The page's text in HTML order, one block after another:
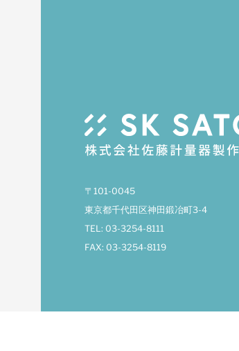
〒101-0045
東京都千代田区神田鍛冶町3-4
TEL: 03-3254-8111
FAX: 03-3254-8119